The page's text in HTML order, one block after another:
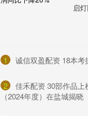
1 诚信双盈配资 18本
2
佳禾配资 30部作品
（2024年度）在盐城揭晓